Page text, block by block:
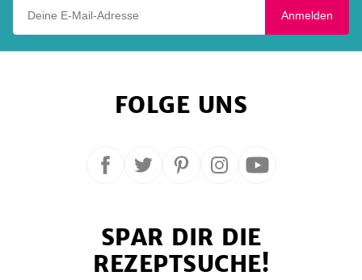
Anmelden
FOLGE UNS
Folge
Facebook
Folge
Twitter
Folge
Pinterest
Folge
Instagram
Folge
YouTube
SPAR DIR DIE
REZEPTSUCHE!